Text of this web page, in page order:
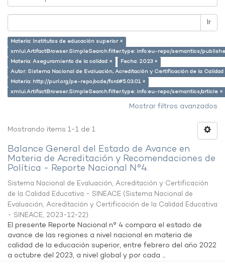
Ir
Materia: Institutos de educación superior ×
xmlui.ArtifactBrowser.SimpleSearch.filter.type: info:eu-repo/semantics/
Materia: Aseguramiento de la calidad ×
Fecha: 2023 ×
Autor: Sistema Nacional de Evaluación, Acreditación y Certificación de la
Materia: http://purl.org/pe-repo/ocde/ford#5.03.01 ×
xmlui.ArtifactBrowser.SimpleSearch.filter.type: info:eu-repo/semantics/article ×
Mostrar filtros avanzados
Mostrando ítems 1-1 de 1
Balance General del Estado de Avance en
Materia de Acreditación y Recomendaciones de
Política - Reporte Nacional N°4.
Sistema Nacional de Evaluación, Acreditación y Certificación
de la Calidad Educativa - SINEACE (Sistema Nacional de
Evaluación, Acreditación y Certificación de la Calidad Educativa
- SINEACE, 2023-12-22)
El presente Reporte Nacional n° 4 compara el estado de
avance de las regiones a nivel nacional en materia de
calidad de la educación superior, entre febrero del año 2022
a octubre del 2023, a nivel global y por cada ...